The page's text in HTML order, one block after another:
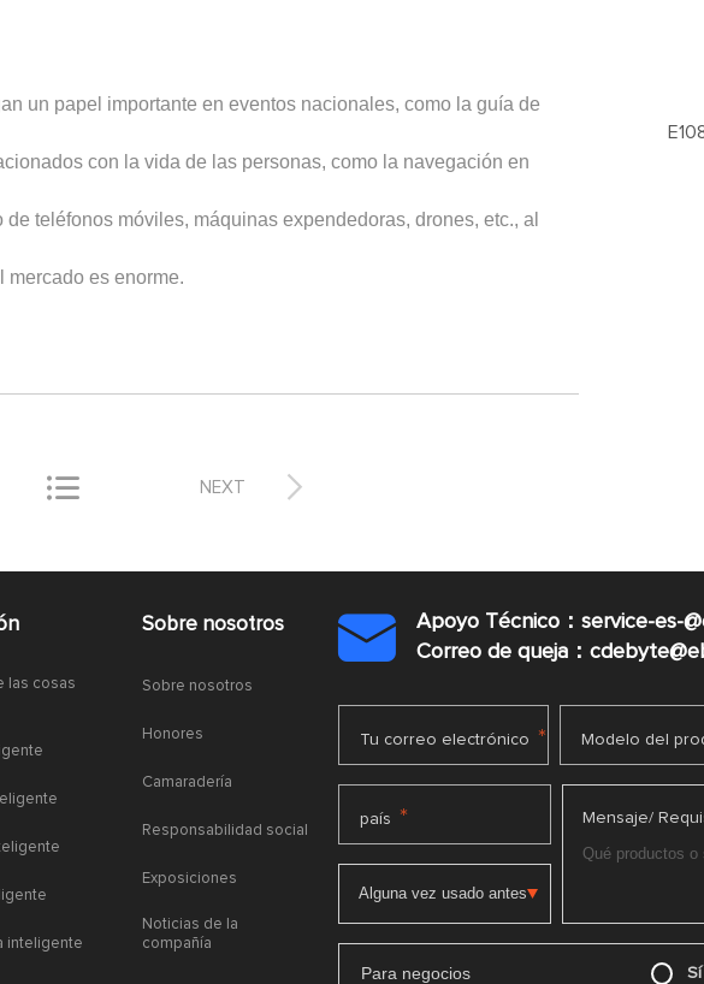
un papel importante en eventos nacionales, como la guía de
con la vida de las personas, como la navegación en
teléfonos móviles, máquinas expendedoras, drones, etc., al
mercado es enorme.
 
NEXT
las cosas
inteligente
Sobre nosotros
Sobre nosotros
Honores
Camaradería
Responsabilidad social
Exposiciones
Noticias de la
compañía

Apoyo Técnico：service-es-
Correo de queja：
Tu correo electrónico * Modelo del
país * Mensaje/
Para negocios Sí